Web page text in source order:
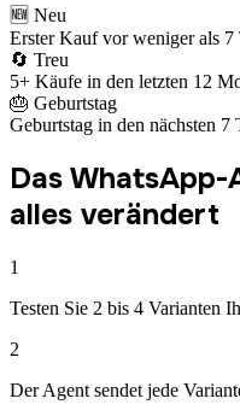
🆕 Neu
Erster Kauf vor weniger als 7
🔄 Treu
5+ Käufe in den letzten 12
🎂 Geburtstag
Geburtstag in den nächsten 7
Das
alles verändert
1
Testen Sie 2 bis 4 Varianten
2
Der Agent sendet jede